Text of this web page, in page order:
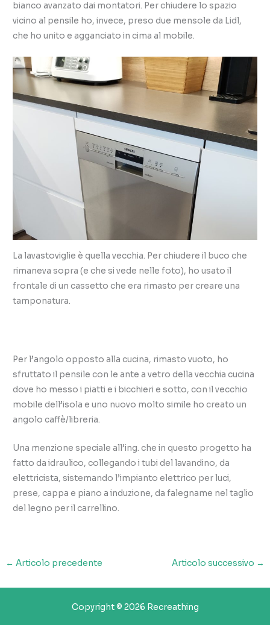
bianco avanzato dai montatori. Per chiudere lo spazio
vicino al pensile ho, invece, preso due mensole da Lidl,
che ho unito e agganciato in cima al mobile.
La lavastoviglie è quella vecchia. Per chiudere il buco che
rimaneva sopra (e che si vede nelle foto), ho usato il
frontale di un cassetto che era rimasto per creare una
tamponatura.
Per l’angolo opposto alla cucina, rimasto vuoto, ho
sfruttato il pensile con le ante a vetro della vecchia cucina
dove ho messo i piatti e i bicchieri e sotto, con il vecchio
mobile dell’isola e uno nuovo molto simile ho creato un
angolo caffè/libreria.
Una menzione speciale all’ing. che in questo progetto ha
fatto da idraulico, collegando i tubi del lavandino, da
elettricista, sistemando l’impianto elettrico per luci,
prese, cappa e piano a induzione, da falegname nel taglio
del legno per il carrellino.
← Articolo precedente Articolo successivo →
Copyright © 2026 Recreathing